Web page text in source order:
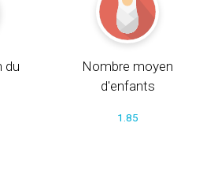
du
Nombre moyen
d'enfants
1.85